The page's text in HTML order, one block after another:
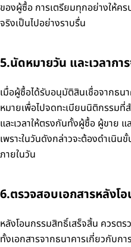
ของผู้ซื้อ การเตรียมทุกอย่างให้คร
จริงเป็นไปอย่างราบรื่น
5.นัดหมายวัน และเวลาก
เมื่อผู้ซื้อได้รับอนุมัติสินเชื่อจากธ
หมายเพื่อไปจดทะเบียนนิติกรรม
และเวลาให้ตรงกันทั้งผู้ซื้อ ผู้ขาย
เพราะในวันดังกล่าวจะต้องดำเนิ
ภายในวัน
6.ตรวจสอบเอกสารหลังโอ
หลังโอนกรรมสิทธิ์เสร็จสิ้น ควรต
ทั้งเอกสารจากธนาคารเกี่ยวกับก